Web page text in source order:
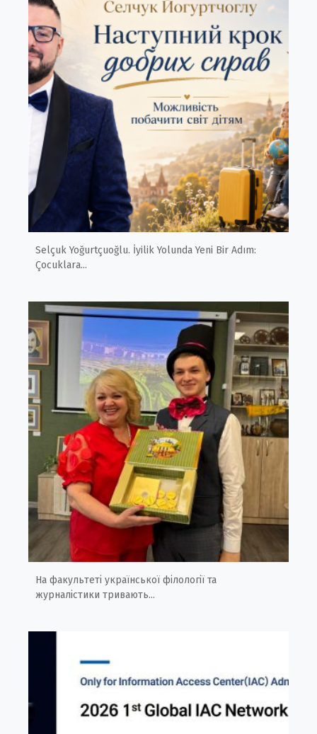
Selçuk Yoğurtçuoğlu. İyilik Yolunda Yeni Bir Adım:
Çocuklara...
На факультеті української філології та
журналістики тривають...